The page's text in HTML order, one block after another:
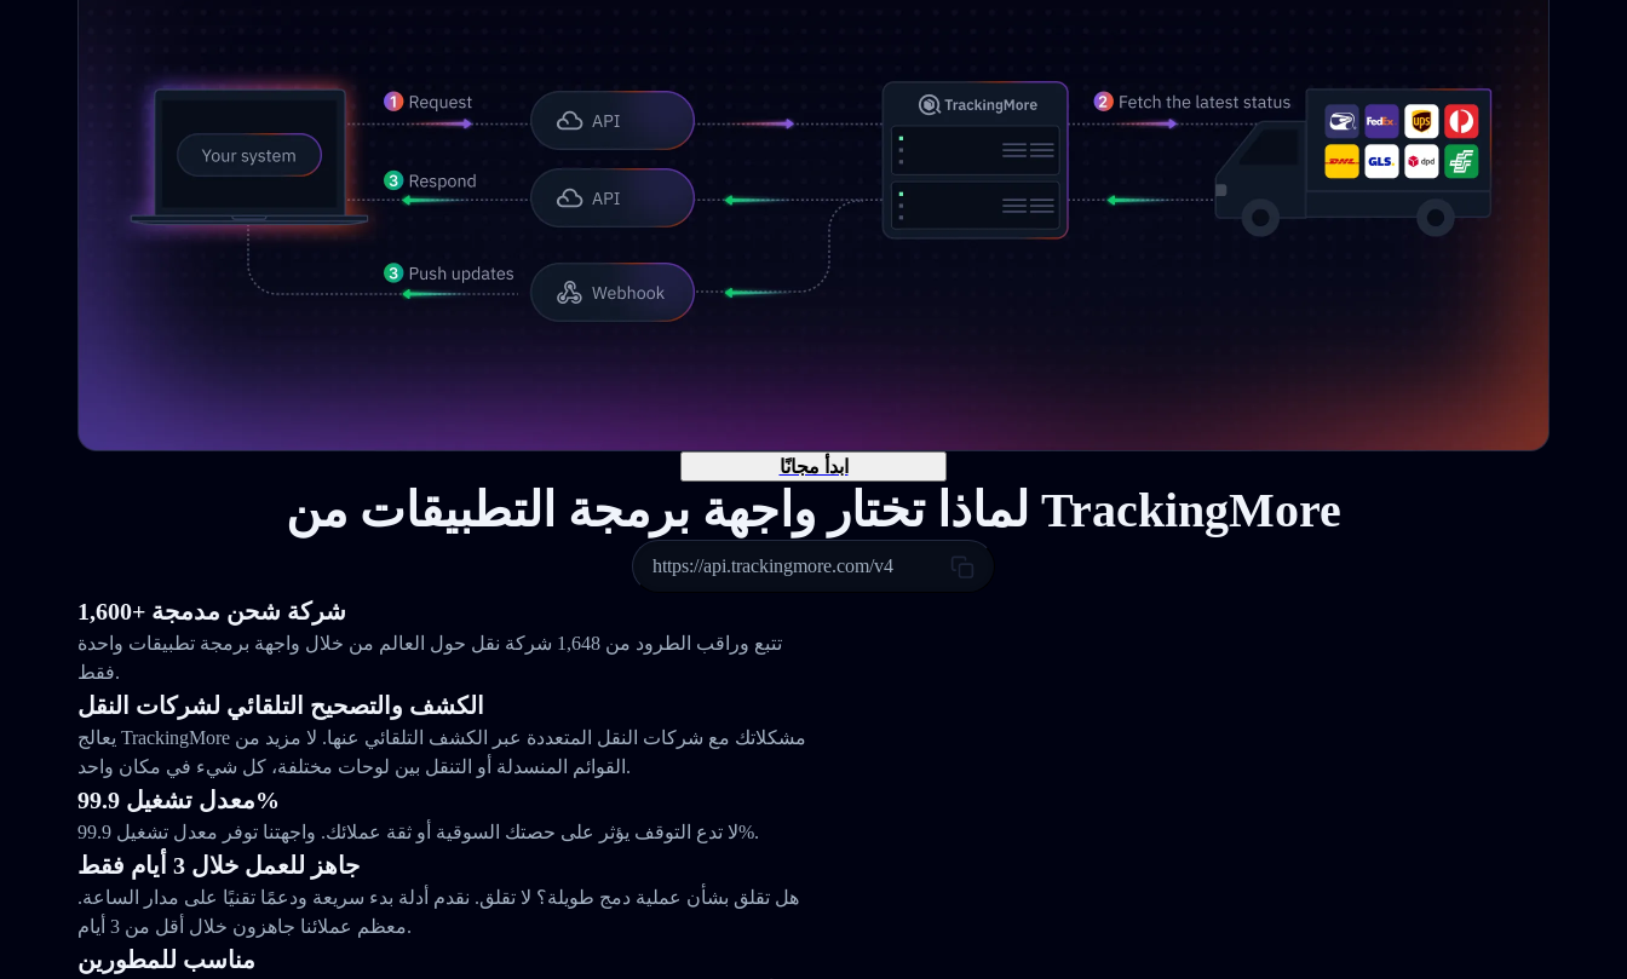
ابدأ مجانًا
لماذا تختار واجهة برمجة التطبيقات من TrackingMore
https://api.trackingmore.com/v4
1,600+ شركة شحن مدمجة
تتبع وراقب الطرود من 1,648 شركة نقل حول العالم من خلال واجهة برمجة تطبيقات واحدة
فقط.
الكشف والتصحيح التلقائي لشركات النقل
يعالج TrackingMore مشكلاتك مع شركات النقل المتعددة عبر الكشف التلقائي عنها. لا مزيد من
القوائم المنسدلة أو التنقل بين لوحات مختلفة، كل شيء في مكان واحد.
معدل تشغيل 99.9%
لا تدع التوقف يؤثر على حصتك السوقية أو ثقة عملائك. واجهتنا توفر معدل تشغيل 99.9%.
جاهز للعمل خلال 3 أيام فقط
هل تقلق بشأن عملية دمج طويلة؟ لا تقلق. نقدم أدلة بدء سريعة ودعمًا تقنيًا على مدار الساعة.
معظم عملائنا جاهزون خلال أقل من 3 أيام.
مناسب للمطورين